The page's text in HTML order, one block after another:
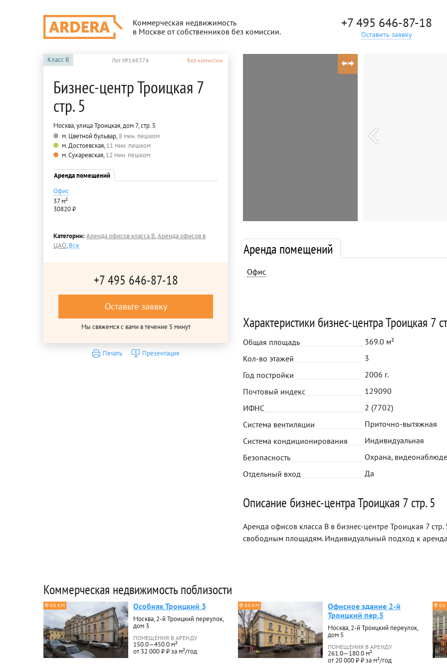
Коммерческая недвижимость
в Москве от собственников без комиссии.
+7 495 646-87-18
Оставить заявку
Класс B Лот №148376 Без комиссии
Бизнес-центр Троицкая 7
стр. 5
Москва, улица Троицкая, дом 7, стр. 5
м. Цветной бульвар,8 мин. пешком
м. Достоевская,11 мин. пешком
м. Сухаревская,12 мин. пешком
Аренда помещений
Офис
37 м²
30820 ₽
Категории:Аренда офисов класса B,Аренда офисов в
ЦАО,Все
+7 495 646-87-18
Оставьте заявку
Мы свяжемся с вами в течение 5 минут
Печать Презентация
Аренда помещений
Офис
Характеристики бизнес-центра Троицкая 7
Общая площадь
369.0 м²
Кол-во этажей
3
Год постройки
2006 г.
Почтовый индекс
129090
ИФНС
2 (7702)
Система вентиляции
Приточно-вытяжная
Система кондиционирования
Индивидуальная
Безопасность
Охрана,
Отдельный вход
Да
Описание бизнес-центра Троицкая 7 стр. 5
Аренда офисов класса B в бизнес-центре Троицкая 7
свободным площадям. Индивидуальный подход к
Коммерческая недвижимость поблизости
0.0 КМ Особняк Троицкий 3
Москва, 2-й Троицкий переулок,
дом 3
ПОМЕЩЕНИЯ В АРЕНДУ
150.0—450.0 м²
от 32 000 ₽ ₽ за м²/год
0.0 КМ
Офисное здание 2-й
Троицкий пер.5
Москва, 2-й Троицкий переулок,
дом 5
ПОМЕЩЕНИЯ В АРЕНДУ
261.0—180.0 м²
от 20 000 ₽ ₽ за м²/год